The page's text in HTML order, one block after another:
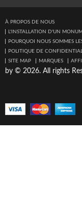
À PROPOS DE NOUS
L'INSTALLATION D'UN
POURQUOI NOUS SOMMES
POLITIQUE DE
SITE MAP
MARQUES
by © 2026. All rights